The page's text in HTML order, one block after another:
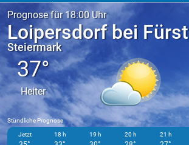
Prognose für 18:00 Uhr
Loipersdorf bei
Steiermark
37°
Heiter
Stündliche Prognose
Jetzt 18 h 19 h 20 h 21 h